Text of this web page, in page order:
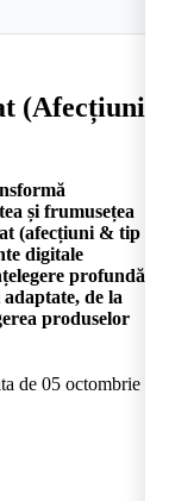
(Afecțiuni
și frumusețea
(afecțiuni & tip
digitale
profundă a
de la
produselor
de 05 octombrie